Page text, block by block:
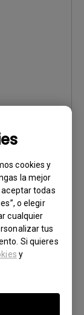
cookies y
la mejor
todas
o elegir
cualquier
tus
Si quieres
y